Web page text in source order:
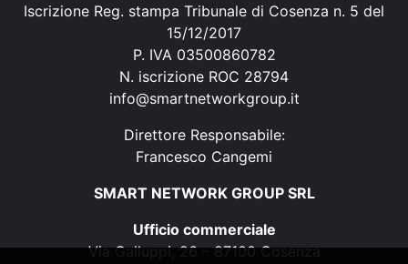
Iscrizione Reg. stampa Tribunale di Cosenza n. 5 del
15/12/2017
P. IVA 03500860782
N. iscrizione ROC 28794
info@smartnetworkgroup.it
Direttore Responsabile:
Francesco Cangemi
SMART NETWORK GROUP SRL
Ufficio commerciale
Via Galluppi, 26 – 87100 Cosenza